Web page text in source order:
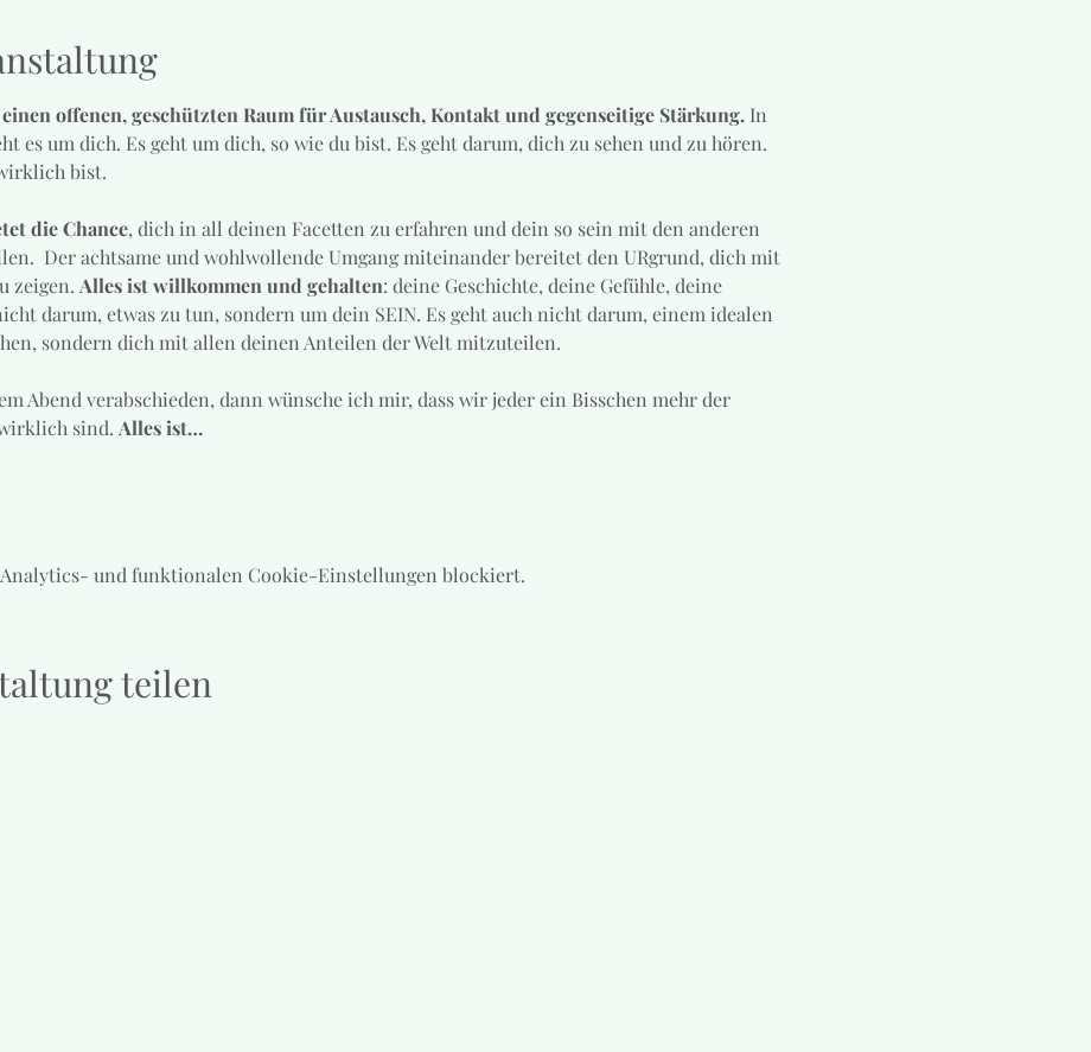
offenen, geschützten Raum für Austausch, Kontakt und gegenseitige Stärkung. In
es um dich. Es geht um dich, so wie du bist. Es geht darum, dich zu sehen und zu hören.
bist.
die Chance, dich in all deinen Facetten zu erfahren und dein so sein mit den anderen
Der achtsame und wohlwollende Umgang miteinander bereitet den URgrund, dich mit
zeigen. Alles ist willkommen und gehalten: deine Geschichte, deine Gefühle, deine
darum, etwas zu tun, sondern um dein SEIN. Es geht auch nicht darum, einem idealen
sondern dich mit allen deinen Anteilen der Welt mitzuteilen.
Abend verabschieden, dann wünsche ich mir, dass wir jeder ein Bisschen mehr der
sind. Alles ist…
Analytics- und funktionalen Cookie-Einstellungen blockiert.
teilen